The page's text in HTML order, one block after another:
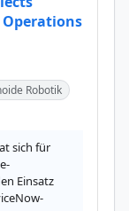
Operations
Robotik
sich für
Einsatz